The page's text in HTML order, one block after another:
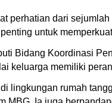
perhatian dari
untuk
Bidang Koordinasi
keluarga memiliki
lingkungan rumah